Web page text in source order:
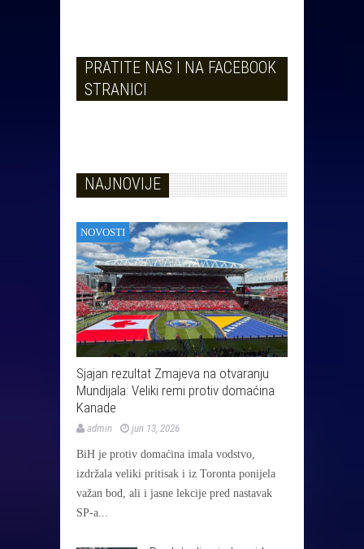
PRATITE NAS I NA FACEBOOK
STRANICI
NAJNOVIJE
NOVOSTI
Sjajan rezultat Zmajeva na otvaranju
Mundijala: Veliki remi protiv domaćina
Kanade
admin jun 13, 2026
BiH je protiv domaćina imala vodstvo,
izdržala veliki pritisak i iz Toronta ponijela
važan bod, ali i jasne lekcije pred nastavak
SP-a...